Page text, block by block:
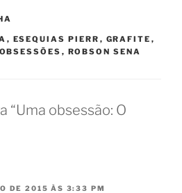
, ESEQUIAS PIERR , GRAFITE ,
OBSESSÕES , ROBSON SENA
“Uma obsessão: O
DE 2015 ÀS 3:33 PM